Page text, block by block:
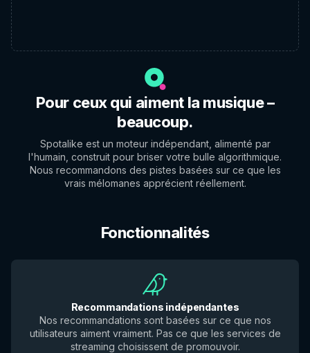
Pour ceux qui aiment la musique –
beaucoup.
Spotalike est un moteur indépendant, alimenté par
l'humain, construit pour briser votre bulle algorithmique.
Nous recommandons des pistes basées sur ce que les
vrais mélomanes apprécient réellement.
Fonctionnalités
Recommandations indépendantes
Nos recommandations sont basées sur ce que nos
utilisateurs aiment vraiment. Pas ce que les services de
streaming choisissent de promouvoir.